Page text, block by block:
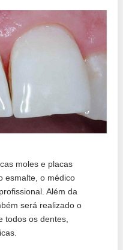
moles e placas
esmalte, o médico
Além da
será realizado o
todos os dentes,